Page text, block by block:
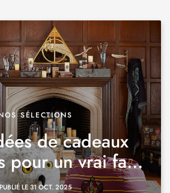
SÉLECTIONS
de cadeaux
pour un vrai fa...
LE 31 OCT. 2025